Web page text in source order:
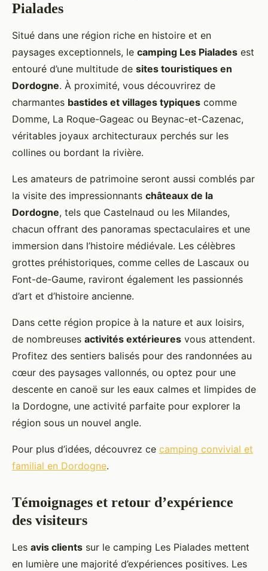
Pialades
Situé dans une région riche en histoire et en
paysages exceptionnels, le camping Les Pialades est
entouré d’une multitude de sites touristiques en
Dordogne. À proximité, vous découvrirez de
charmantes bastides et villages typiques comme
Domme, La Roque-Gageac ou Beynac-et-Cazenac,
véritables joyaux architecturaux perchés sur les
collines ou bordant la rivière.
Les amateurs de patrimoine seront aussi comblés par
la visite des impressionnants châteaux de la
Dordogne, tels que Castelnaud ou les Milandes,
chacun offrant des panoramas spectaculaires et une
immersion dans l’histoire médiévale. Les célèbres
grottes préhistoriques, comme celles de Lascaux ou
Font-de-Gaume, raviront également les passionnés
d’art et d’histoire ancienne.
Dans cette région propice à la nature et aux loisirs,
de nombreuses activités extérieures vous attendent.
Profitez des sentiers balisés pour des randonnées au
cœur des paysages vallonnés, ou optez pour une
descente en canoë sur les eaux calmes et limpides de
la Dordogne, une activité parfaite pour explorer la
région sous un nouvel angle.
Pour plus d’idées, découvrez ce camping convivial et
familial en Dordogne.
Témoignages et retour d’expérience
des visiteurs
Les avis clients sur le camping Les Pialades mettent
en lumière une majorité d’expériences positives. Les